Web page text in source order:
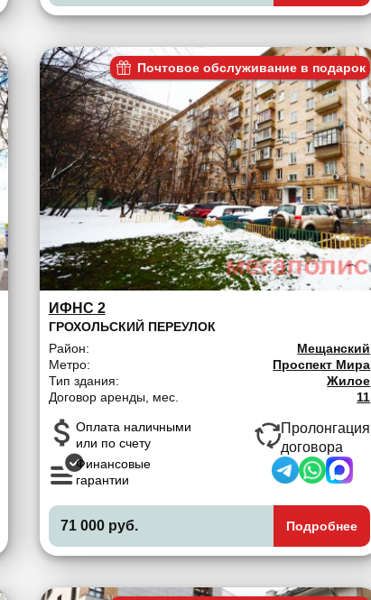
Почтовое обслуживание в подарок
ИФНС 2
ГРОХОЛЬСКИЙ ПЕРЕУЛОК
Район:
Мещанский
Метро:
Проспект Мира
Тип здания:
Жилое
Договор аренды, мес.
11
Оплата наличными
или по счету
Финансовые
гарантии
Пролонгация
договора
71 000 руб. Подробнее